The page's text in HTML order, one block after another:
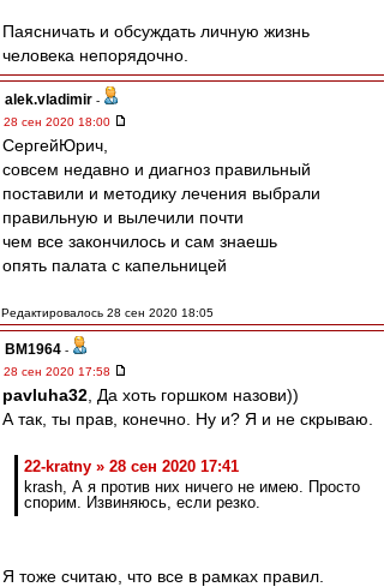
Паясничать и обсуждать личную жизнь
человека непорядочно.
alek.vladimir -
28 сен 2020 18:00
СергейЮрич,
совсем недавно и диагноз правильный
поставили и методику лечения выбрали
правильную и вылечили почти
чем все закончилось и сам знаешь
опять палата с капельницей
Редактировалось 28 сен 2020 18:05
BM1964 -
28 сен 2020 17:58
pavluha32 , Да хоть горшком назови))
А так, ты прав, конечно. Ну и? Я и не скрываю.
22-kratny » 28 сен 2020 17:41
krash, А я против них ничего не имею. Просто
спорим. Извиняюсь, если резко.
Я тоже считаю, что все в рамках правил.